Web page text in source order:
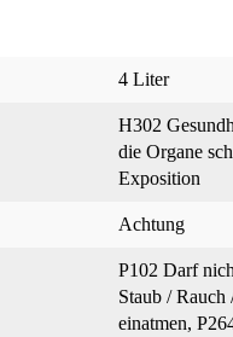
4 Liter
H302
die Organe
Exposition
Achtung
P102 Darf
Staub /
einatmen,